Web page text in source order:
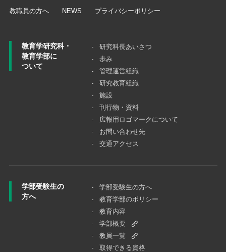
教職員の方へ
NEWS プライバシーポリシー
教育学研究科・
教育学部に
ついて
研究科長あいさつ
歩み
管理運営組織
研究教育組織
施設
刊行物・資料
広報用ロゴマークについて
お問い合わせ先
交通アクセス
学部受験生の
方へ
学部受験生の方へ
教育学部のポリシー
教育内容
学部概要
教員一覧
取得できる資格